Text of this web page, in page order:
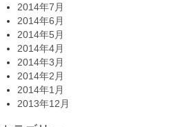
2014年7月
2014年6月
2014年5月
2014年4月
2014年3月
2014年2月
2014年1月
2013年12月